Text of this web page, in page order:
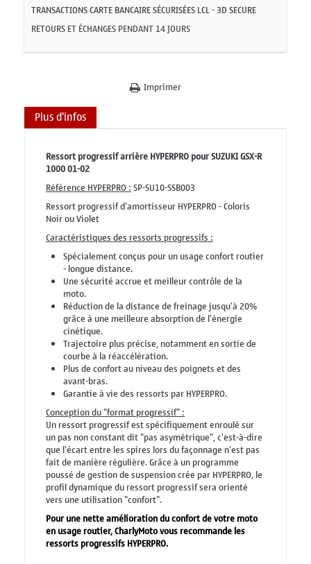
TRANSACTIONS CARTE BANCAIRE SÉCURISÉES LCL - 3D SECURE
RETOURS ET ÉCHANGES PENDANT 14 JOURS
Imprimer
Plus d'infos
Ressort progressif arrière HYPERPRO pour SUZUKI GSX-R
1000 01-02
Référence HYPERPRO :SP-SU10-SSB003
Ressort progressif d'amortisseur HYPERPRO - Coloris
Noir ou Violet
Caractéristiques des ressorts progressifs :
Spécialement conçus pour un usage confort routier
- longue distance.
Une sécurité accrue et meilleur contrôle de la
moto.
Réduction de la distance de freinage jusqu'à 20%
grâce à une meilleure absorption de l'énergie
cinétique.
Trajectoire plus précise, notamment en sortie de
courbe à la réaccélération.
Plus de confort au niveau des poignets et des
avant-bras.
Garantie à vie des ressorts par HYPERPRO.
Conception du "format progressif" :
Un ressort progressif est spécifiquement enroulé sur
un pas non constant dit "pas asymétrique", c'est-à-dire
que l'écart entre les spires lors du façonnage n'est pas
fait de manière régulière. Grâce à un programme
poussé de gestion de suspension crée par HYPERPRO, le
profil dynamique du ressort progressif sera orienté
vers une utilisation "confort".
Pour une nette amélioration du confort de votre moto
en usage routier, CharlyMoto vous recommande les
ressorts progressifs HYPERPRO.